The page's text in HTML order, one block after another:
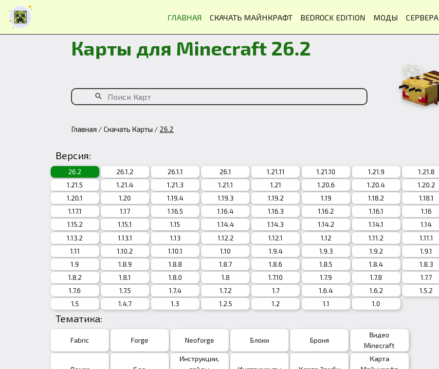
ГЛАВНАЯ СКАЧАТЬ МАЙНКРАФТ BEDROCK EDITION МОДЫ СЕРВЕРА
Карты для Minecraft 26.2
Главная Скачать Карты 26.2
Версия:
26.2 26.1.2 26.1.1 26.1 1.21.11 1.21.10 1.21.9
1.21.8
1.21.5
1.21.4 1.21.3 1.21.1 1.21 1.20.6 1.20.4
1.20.2
1.20.1
1.20 1.19.4 1.19.3 1.19.2 1.19 1.18.2
1.18.1
1.17.1
1.17 1.16.5 1.16.4 1.16.3 1.16.2 1.16.1
1.16
1.15.2
1.15.1 1.15 1.14.4 1.14.3 1.14.2 1.14.1
1.14
1.13.2
1.13.1 1.13 1.12.2 1.12.1 1.12 1.11.2
1.11.1
1.11
1.10.2 1.10.1 1.10 1.9.4 1.9.3 1.9.2
1.9.1
1.9
1.8.9 1.8.8 1.8.7 1.8.6 1.8.5 1.8.4
1.8.3
1.8.2
1.8.1 1.8.0 1.8 1.7.10 1.7.9 1.7.8
1.7.7
1.7.6
1.7.5 1.7.4 1.7.2 1.7 1.6.4 1.6.2
1.5.2
1.5
1.4.7 1.3 1.2.5 1.2 1.1 1.0
Тематика:
Fabric Forge Neoforge Блоки Броня
Видео
Minecraft
Инструкции,
Карта